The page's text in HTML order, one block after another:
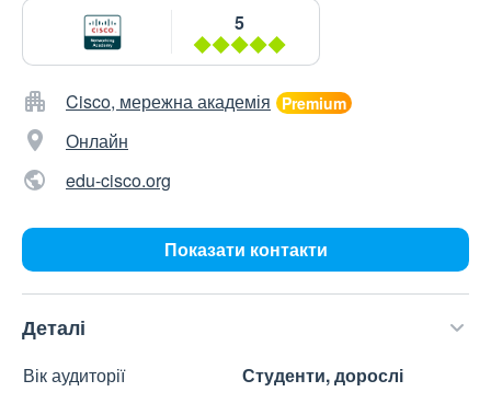
5
Cisco, мережна академія
Онлайн
edu-cisco.org
Показати контакти
Деталі
Вік аудиторії Студенти, дорослі